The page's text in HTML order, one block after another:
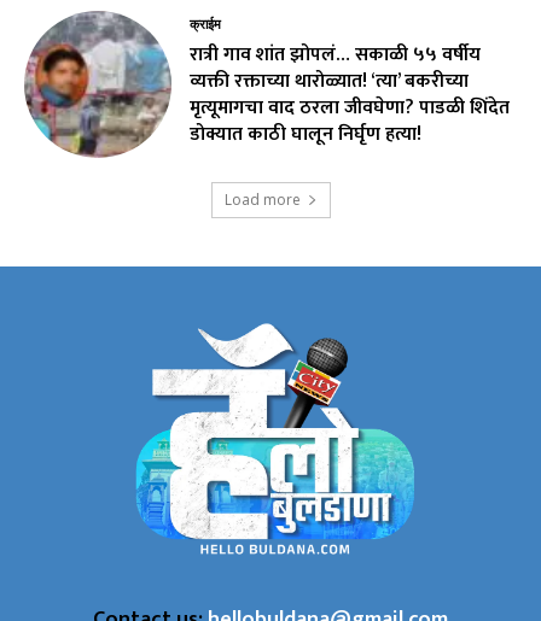
क्राईम
रात्री गाव शांत झोपलं… सकाळी ५५ वर्षीय
व्यक्ती रक्ताच्या थारोळ्यात! ‘त्या’ बकरीच्या
मृत्यूमागचा वाद ठरला जीवघेणा? पाडळी शिंदेत
डोक्यात काठी घालून निर्घृण हत्या!
Load more